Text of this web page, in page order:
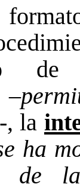
de
–
-, la
ha
de